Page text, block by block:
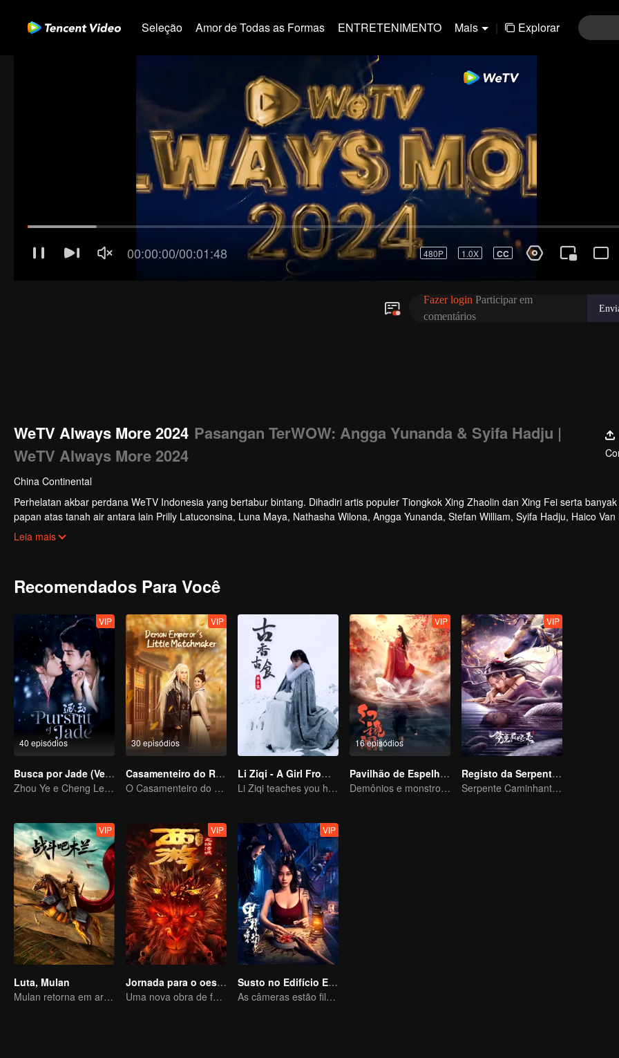
Seleção Amor de Todas as Formas ENTRETENIMENTO Mais | Explorar
WeTV Always More 2024 Pasangan TerWOW: Angga Yunanda & Syifa Hadju |
WeTV Always More 2024
China Continental
Perhelatan akbar perdana WeTV Indonesia yang bertabur bintang. Dihadiri artis populer Tiongkok Xing Zhaolin dan Xing Fei serta
papan atas tanah air antara lain Prilly Latuconsina, Luna Maya, Nathasha Wilona, Angga Yunanda, Stefan William, Syifa Hadju, Haico Van
Veken dan banyak lagi. Plus penampilan spesial dari Rossa. Di acara ini WeTV Indonesia juga mengumumkan WeTV Original series yang
Leia mais
Recomendados Para Você
40 episódios
VIP
Busca por Jade (Versão em Inglês)
Zhou Ye e Cheng Lei, os jovens generais que protegem o país
30 episódios
VIP
Casamenteiro do Rei Demônio
O Casamenteiro do Reino Encantado
Li Ziqi - A Girl From Fairyland
Li Ziqi teaches you how to cook
16 episódios
VIP
Pavilhão de Espelho de Fantasia
Demônios e monstros são ilusões
VIP
Registo da Serpente Espiritual no Pesadelo
Serpente Caminhante dos Sonhos e o Passado do Imortal da Espada
VIP
Luta, Mulan
Mulan retorna em armadura e causa destruição
VIP
Jornada para o oeste: Helltown do Céu
Uma nova obra de fantasia baseada no universo de "Jornada ao Oeste" está chegando.
VIP
Susto no Edifício Escuro
As câmeras estão filmando, mas os gritos são reais.